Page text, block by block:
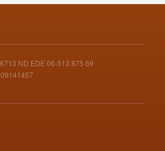
ND EDE 06-513 875 69